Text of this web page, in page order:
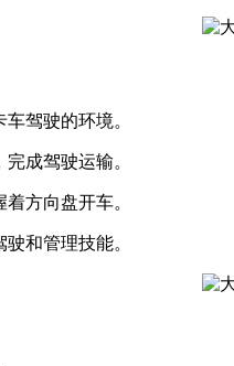
驾驶的环境。
成驾驶运输。
方向盘开车。
和管理技能。